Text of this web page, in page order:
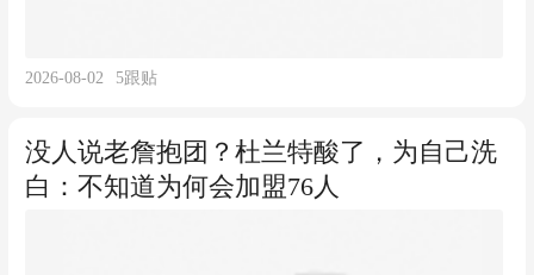
2026-08-02 5跟贴
没人说老詹抱团？杜兰特酸了，为自己洗
白：不知道为何会加盟76人